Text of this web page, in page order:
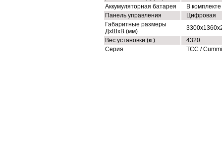
Аккумуляторная батарея
В комплекте
Панель управления
Цифровая
Габаритные размеры
ДхШхВ (мм)
Вес установки (кг)
4320
Серия
ТСС /